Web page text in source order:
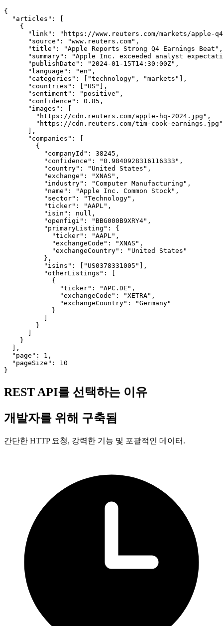
{
  "articles": [
    {
"link": "https://www.reuters.com/markets/apple-
      "source": "www.reuters.com",
      "title": "Apple Reports Strong Q4 Earnings Beat",
"summary": "Apple Inc. exceeded analyst
      "publishDate": "2024-01-15T14:30:00Z",
      "language": "en",
      "categories": ["technology", "markets"],
      "countries": ["US"],
      "sentiment": "positive",
      "confidence": 0.85,
      "images": [
        "https://cdn.reuters.com/apple-hq-2024.jpg",
        "https://cdn.reuters.com/tim-cook-earnings.jpg"
      ],
      "companies": [
        {
          "companyId": 38245,
          "confidence": "0.9840928316116333",
          "country": "United States",
          "exchange": "XNAS",
          "industry": "Computer Manufacturing",
          "name": "Apple Inc. Common Stock",
          "sector": "Technology",
          "ticker": "AAPL",
          "isin": null,
          "openfigi": "BBG000B9XRY4",
          "primaryListing": {
            "ticker": "AAPL",
            "exchangeCode": "XNAS",
            "exchangeCountry": "United States"
          },
          "isins": ["US0378331005"],
          "otherListings": [
            {
              "ticker": "APC.DE",
              "exchangeCode": "XETRA",
              "exchangeCountry": "Germany"
            }
        }
    }
  ],
  "page": 1,
  "pageSize": 10
}
REST API를 선택하는 이유
개발자를 위해 구축됨
간단한 HTTP 요청, 강력한 기능 및 포괄적인 데이터.